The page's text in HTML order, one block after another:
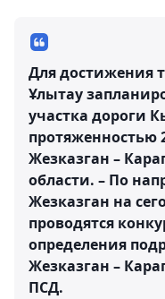
Для достижения
Ұлытау
участка дороги
протяженностью
Жезказган –
области. – По
Жезказган на
проводятся
определения
Жезказган –
ПСД.